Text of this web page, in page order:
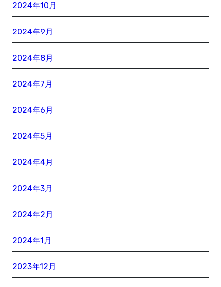
2024年10月
2024年9月
2024年8月
2024年7月
2024年6月
2024年5月
2024年4月
2024年3月
2024年2月
2024年1月
2023年12月